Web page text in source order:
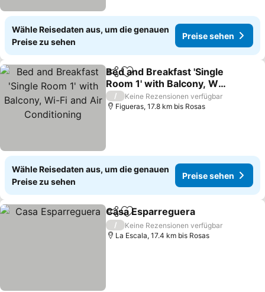
Wähle Reisedaten aus, um die genauen
Preise zu sehen
Preise sehen
TeilenZu Favoriten hinzufügen
Bed and Breakfast 'Single
Room 1' with Balcony, Wi-
Fi and Air Conditioning
Preise sehen
/
Keine Rezensionen verfügbar
Figueras, 17.8 km bis Rosas
Wähle Reisedaten aus, um die genauen
Preise zu sehen
Preise sehen
TeilenZu Favoriten hinzufügen
Casa Esparreguera
/
Keine Rezensionen verfügbar
La Escala, 17.4 km bis Rosas